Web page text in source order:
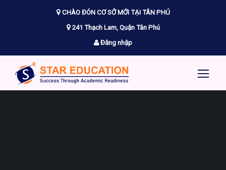
CHÀO ĐÓN CƠ SỞ MỚI TẠI TÂN PHÚ
241 Thạch Lam, Quận Tân Phú
Đăng nhập